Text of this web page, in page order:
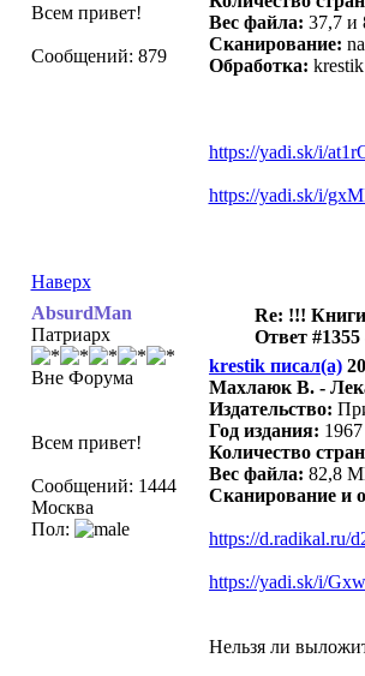
Всем привет!
Сообщений: 879
Вес файла: 37,7 и
Сканирование:
Oбработка: krestik
https://yadi.sk/i/
https://yadi.sk/i/
Наверх
AbsurdMan
Патриарх
Вне Форума
Всем привет!
Сообщений: 1444
Москва
Пол:
Re: !!!
Ответ #1355
krestik писал(а)
Махлаюк В. -
Издательство:
Год издания: 1967
Количество
Вес файла: 82,8
Сканирование и
https://d.radikal.ru/
https://yadi.sk/i/
Нельзя ли